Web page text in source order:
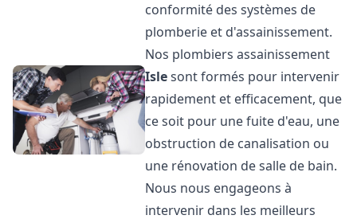
conformité des systèmes de
plomberie et d'assainissement.
Nos plombiers assainissement
Islesont formés pour intervenir
rapidement et efficacement, que
ce soit pour une fuite d'eau, une
obstruction de canalisation ou
une rénovation de salle de bain.
Nous nous engageons à
intervenir dans les meilleurs